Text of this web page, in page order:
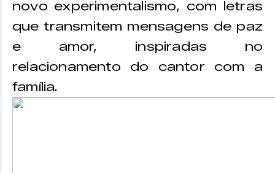
novo experimentalismo, com letras
que transmitem mensagens de paz
e amor, inspiradas no
relacionamento do cantor com a
família.